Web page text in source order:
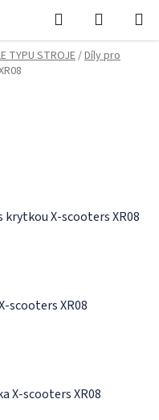
Hledat
KOŠÍK
TYPU STROJE/Díly pro
X-scooters XR08
scooters XR08
X-scooters XR08